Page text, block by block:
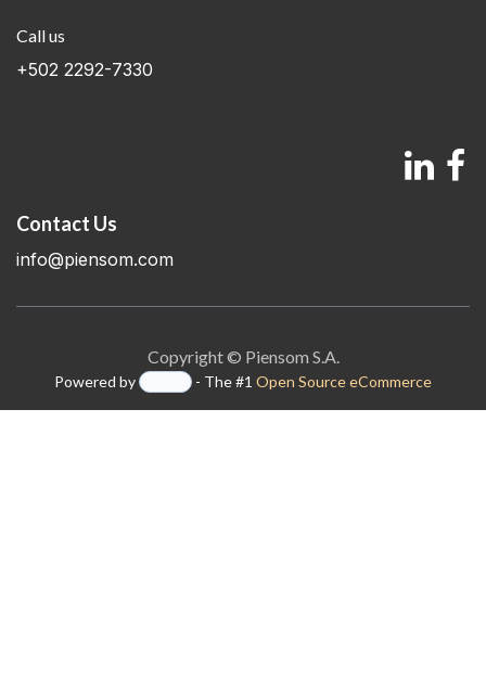
Call us
+502 2292-7330
Contact Us
info@piensom.com
Copyright © Piensom S.A.
Powered by - The #1 Open Source eCommerce